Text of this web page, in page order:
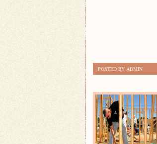
POSTED BY ADMIN